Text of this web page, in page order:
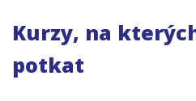
Kurzy, na
potkat